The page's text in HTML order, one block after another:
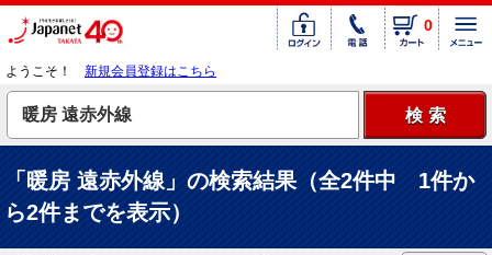
0
ようこそ！ 新規会員登録はこちら
「暖房 遠赤外線」の検索結果（全2件中 1件か
ら2件までを表示）